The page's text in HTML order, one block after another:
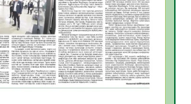
38
отандық тауарды
тапсырмаларының
барысы қаралуда